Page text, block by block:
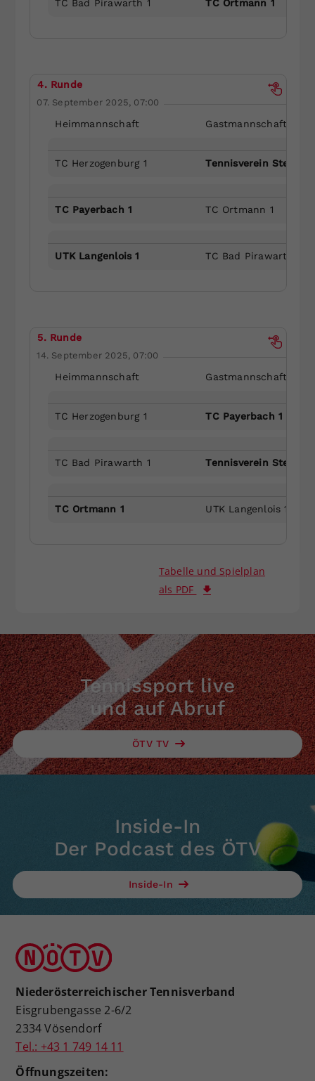
TC Bad Pirawarth 1 TC Ortmann 1
4. Runde
07. September 2025, 07:00
Heimmannschaft Gastmannschaft
TC Herzogenburg 1 Tennisverein
TC Payerbach 1 TC Ortmann 1
UTK Langenlois 1 TC Bad Pirawarth 1
5. Runde
14. September 2025, 07:00
Heimmannschaft Gastmannschaft
TC Herzogenburg 1 TC Payerbach 1
TC Bad Pirawarth 1 Tennisverein
TC Ortmann 1 UTK Langenlois 1
Tabelle und Spielplan
als PDF
Tennissport live
und auf Abruf
ÖTV TV
Inside-In
Der Podcast des ÖTV
Inside-In
Niederösterreichischer Tennisverband
Eisgrubengasse 2-6/2
2334 Vösendorf
Tel.: +43 1 749 14 11
Öffnungszeiten: